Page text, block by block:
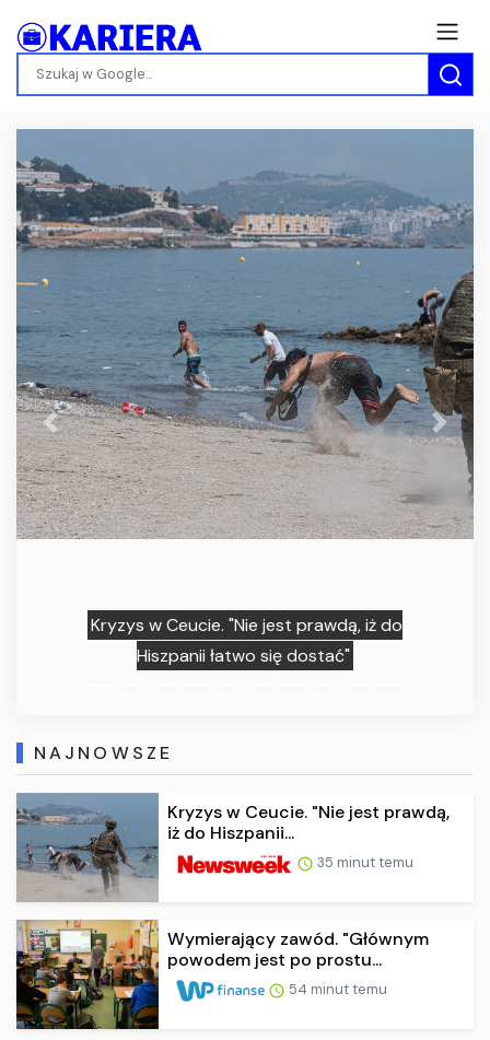
Kryzys w Ceucie. "Nie jest prawdą, iż do
Hiszpanii łatwo się dostać"
Previous Next
NAJNOWSZE
Kryzys w Ceucie. "Nie jest prawdą,
iż do Hiszpanii...
35 minut temu
Wymierający zawód. "Głównym
powodem jest po prostu...
54 minut temu